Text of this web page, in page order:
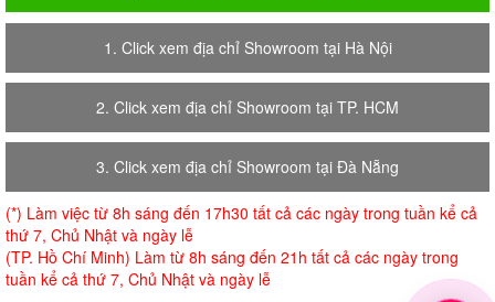
1. Click xem địa chỉ Showroom tại Hà Nội
2. Click xem địa chỉ Showroom tại TP. HCM
3. Click xem địa chỉ Showroom tại Đà Nẵng
(*) Làm việc từ 8h sáng đến 17h30 tất cả các ngày trong tuần kể cả
thứ 7, Chủ Nhật và ngày lễ
(TP. Hồ Chí Minh) Làm từ 8h sáng đến 21h tất cả các ngày trong
tuần kể cả thứ 7, Chủ Nhật và ngày lễ